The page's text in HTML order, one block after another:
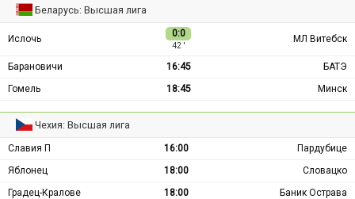
Беларусь: Высшая лига
Ислочь 0:0
42 ′
МЛ Витебск
Барановичи 16:45
БАТЭ
Гомель
18:45 Минск
Чехия: Высшая лига
Славия П 16:00
Пардубице
Яблонец
18:00
Словацко
Градец-Кралове
18:00
Баник Острава